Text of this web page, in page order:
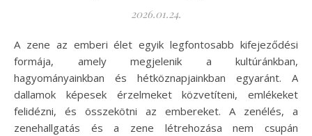
2026.01.24.
A zene az emberi élet egyik legfontosabb kifejeződési
formája, amely megjelenik a kultúránkban,
hagyományainkban és hétköznapjainkban egyaránt. A
dallamok képesek érzelmeket közvetíteni, emlékeket
felidézni, és összekötni az embereket. A zenélés, a
zenehallgatás és a zene létrehozása nem csupán